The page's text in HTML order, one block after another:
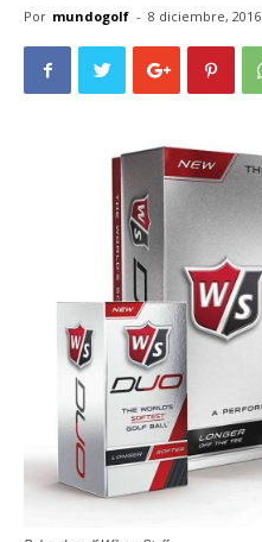
Por mundogolf - 8 diciembre, 2016